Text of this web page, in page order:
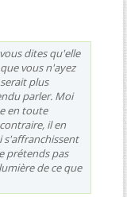
dites qu'elle
vous n'ayez
plus
parler. Moi
en toute
il en
s'affranchissent
prétends pas
de ce que